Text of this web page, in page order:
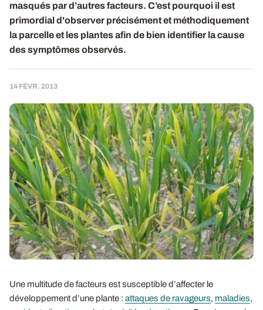
masqués par d’autres facteurs. C’est pourquoi il est
primordial d'observer précisément et méthodiquement
la parcelle et les plantes afin de bien identifier la cause
des symptômes observés.
14 FÉVR. 2013
Une multitude de facteurs est susceptible d’affecter le
développement d’une plante : attaques de ravageurs, maladies,